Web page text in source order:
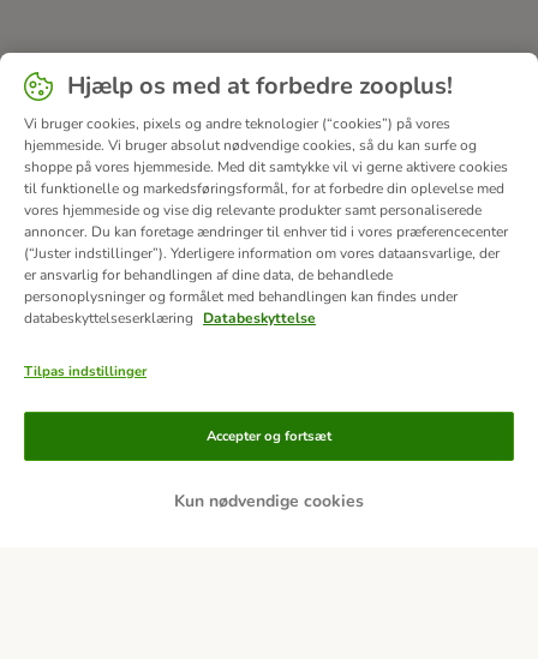
Betalingsformer
Faktura
Hjælp os med at forbedre zooplus!
Vi bruger cookies, pixels og andre teknologier (“cookies”) på vores
hjemmeside. Vi bruger absolut nødvendige cookies, så du kan surfe og
shoppe på vores hjemmeside. Med dit samtykke vil vi gerne aktivere cookies
til funktionelle og markedsføringsformål, for at forbedre din oplevelse med
vores hjemmeside og vise dig relevante produkter samt personaliserede
annoncer. Du kan foretage ændringer til enhver tid i vores præferencecenter
(“Juster indstillinger”). Yderligere information om vores dataansvarlige, der
er ansvarlig for behandlingen af ​​dine data, de behandlede
personoplysninger og formålet med behandlingen kan findes under
databeskyttelseserklæring
Databeskyttelse
Tilpas indstillinger
Kun nødvendige cookies
Accepter og fortsæt